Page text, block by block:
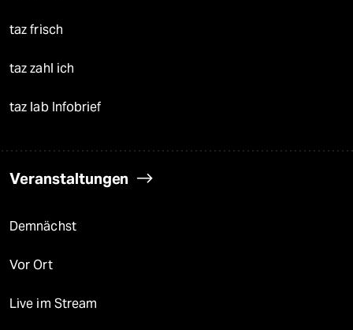
taz frisch
taz zahl ich
taz lab Infobrief
Veranstaltungen
Demnächst
Vor Ort
Live im Stream